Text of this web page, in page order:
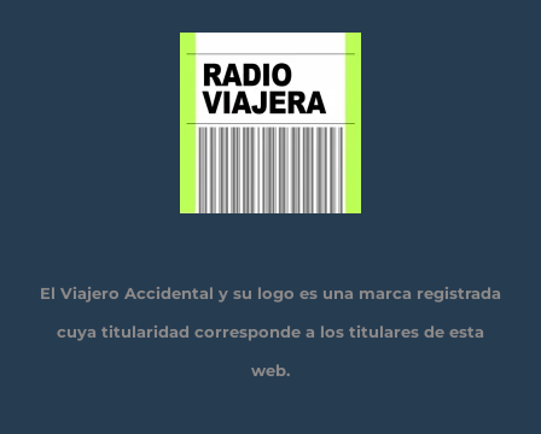
El Viajero Accidental y su logo es una marca registrada
cuya titularidad corresponde a los titulares de esta
web.